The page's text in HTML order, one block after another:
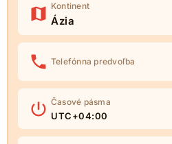
Kontinent
Ázia
Telefónna predvoľba
Časové pásma
UTC+04:00